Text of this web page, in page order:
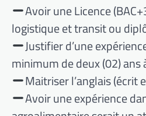
Avoir une Licence
logistique et transit ou
Justifier d’une
minimum de deux (02) ans
Maitriser l’anglais (écrit
Avoir une expérience